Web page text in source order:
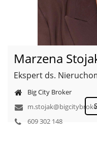
Marzena
Ekspert ds.
Big City Broker
609 302 148